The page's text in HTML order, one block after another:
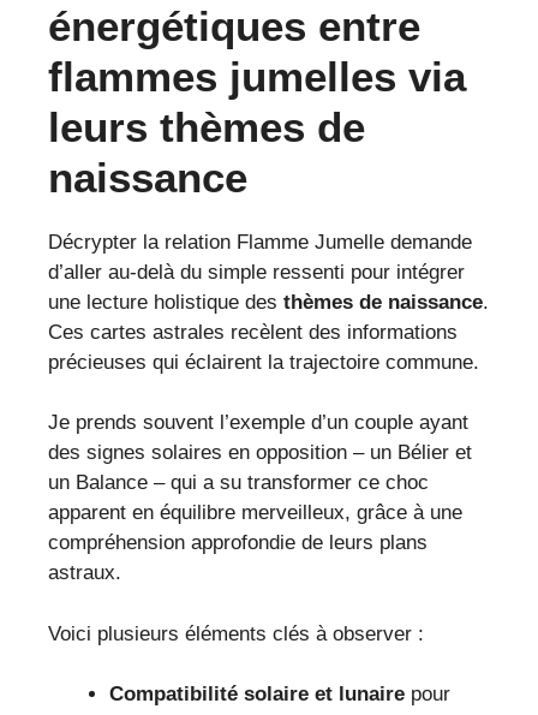
énergétiques entre
flammes jumelles via
leurs thèmes de
naissance
Décrypter la relation Flamme Jumelle demande
d’aller au-delà du simple ressenti pour intégrer
une lecture holistique des thèmes de naissance.
Ces cartes astrales recèlent des informations
précieuses qui éclairent la trajectoire commune.
Je prends souvent l’exemple d’un couple ayant
des signes solaires en opposition – un Bélier et
un Balance – qui a su transformer ce choc
apparent en équilibre merveilleux, grâce à une
compréhension approfondie de leurs plans
astraux.
Voici plusieurs éléments clés à observer :
Compatibilité solaire et lunaire pour